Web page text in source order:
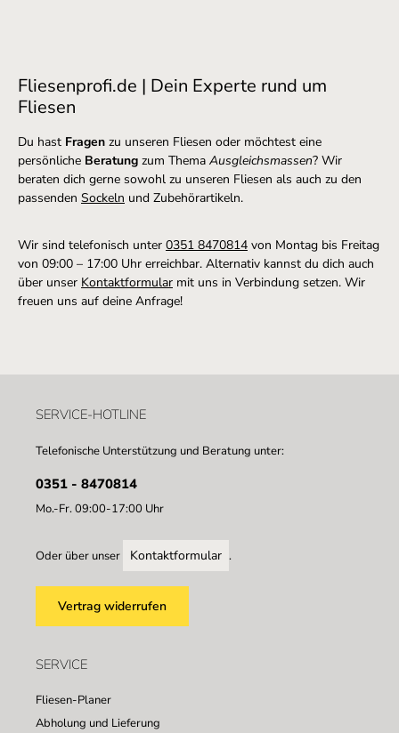
Fliesenprofi.de | Dein Experte rund um
Fliesen
Du hast Fragen zu unseren Fliesen oder möchtest eine
persönliche Beratung zum Thema Ausgleichsmassen? Wir
beraten dich gerne sowohl zu unseren Fliesen als auch zu den
passenden Sockeln und Zubehörartikeln.
Wir sind telefonisch unter 0351 8470814 von Montag bis Freitag
von 09:00 – 17:00 Uhr erreichbar. Alternativ kannst du dich auch
über unser Kontaktformular mit uns in Verbindung setzen. Wir
freuen uns auf deine Anfrage!
SERVICE-HOTLINE
Telefonische Unterstützung und Beratung unter:
0351 - 8470814
Mo.-Fr. 09:00-17:00 Uhr
Oder über unser Kontaktformular .
Vertrag widerrufen
SERVICE
Fliesen-Planer
Abholung und Lieferung